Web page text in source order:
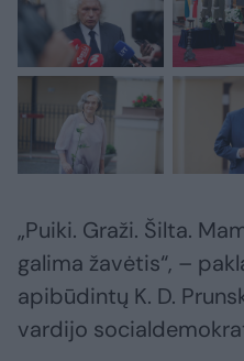
„Puiki. Graži. Šilta.
galima žavėtis“, –
apibūdintų K. D.
vardijo